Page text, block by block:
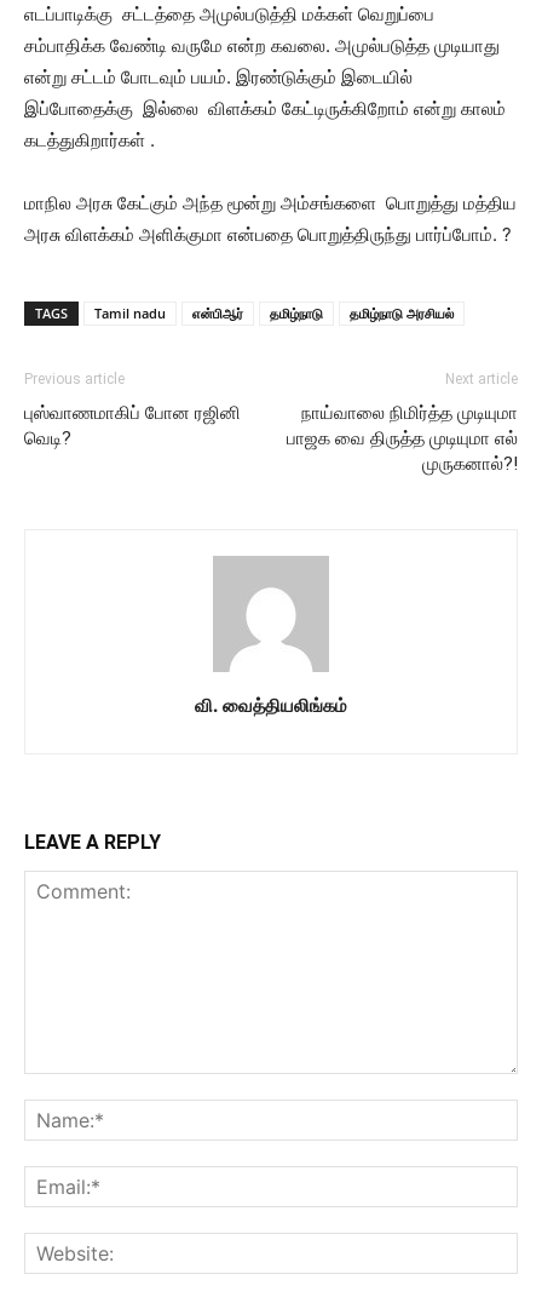
எடப்பாடிக்கு சட்டத்தை அமுல்படுத்தி மக்கள் வெறுப்பை
சம்பாதிக்க வேண்டி வருமே என்ற கவலை. அமுல்படுத்த முடியாது
என்று சட்டம் போடவும் பயம். இரண்டுக்கும் இடையில்
இப்போதைக்கு இல்லை விளக்கம் கேட்டிருக்கிறோம் என்று காலம்
கடத்துகிறார்கள் .
மாநில அரசு கேட்கும் அந்த மூன்று அம்சங்களை பொறுத்து மத்திய
அரசு விளக்கம் அளிக்குமா என்பதை பொறுத்திருந்து பார்ப்போம். ?
TAGS Tamil nadu என்பிஆர் தமிழ்நாடு தமிழ்நாடு அரசியல்
Previous article
புஸ்வாணமாகிப் போன ரஜினி
வெடி?
Next article
நாய்வாலை நிமிர்த்த முடியுமா
பாஜக வை திருத்த முடியுமா எல்
முருகனால்?!
வி. வைத்தியலிங்கம்
LEAVE A REPLY